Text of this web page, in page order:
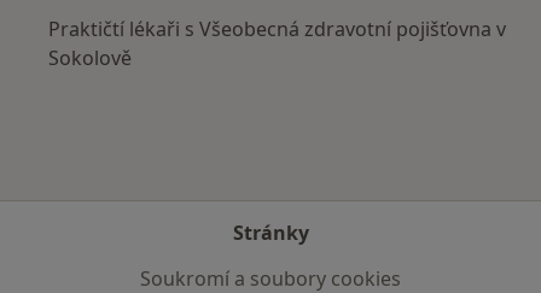
Praktičtí lékaři s Všeobecná zdravotní pojišťovna v
Sokolově
Stránky
Soukromí a soubory cookies